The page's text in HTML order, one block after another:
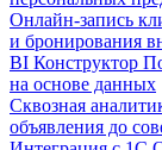
Онлайн-запись
и бронирования
BI Конструктор
на основе данных
Сквозная
объявления до